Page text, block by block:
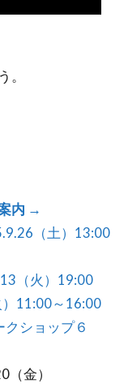
内 →
（土）13:00
（火）19:00
11:00～16:00
クショップ６
金）